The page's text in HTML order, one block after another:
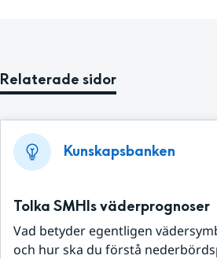
Relaterade sidor
Kunskapsbanken
Tolka SMHIs väderprognoser
Vad betyder egentligen
och hur ska du förstå